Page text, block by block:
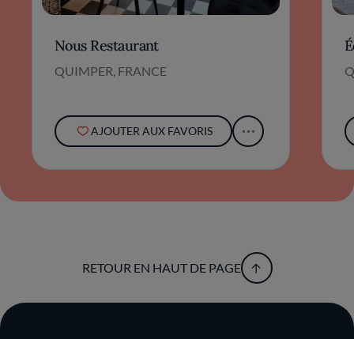
Nous Restaurant
QUIMPER, FRANCE
AJOUTER AUX FAVORIS
RETOUR EN HAUT DE PAGE